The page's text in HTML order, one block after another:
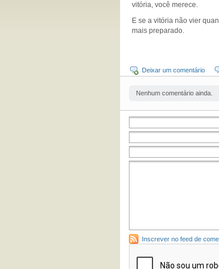
vitória, você merece.
E se a vitória não vier
mais preparado.
Deixar um comentário
Nenhum comentário ainda.
Inscrever no feed de